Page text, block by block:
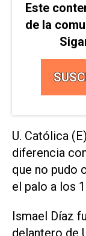
Este
de la
U. Católica
diferencia
que no pudo
el palo a los
Ismael Díaz
delantero de